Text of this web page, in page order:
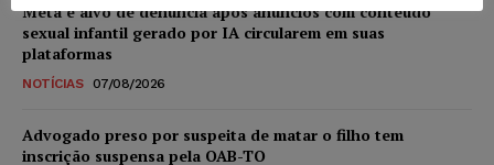
Meta é alvo de denúncia após anúncios com conteúdo
sexual infantil gerado por IA circularem em suas
plataformas
NOTÍCIAS 07/08/2026
Advogado preso por suspeita de matar o filho tem
inscrição suspensa pela OAB-TO